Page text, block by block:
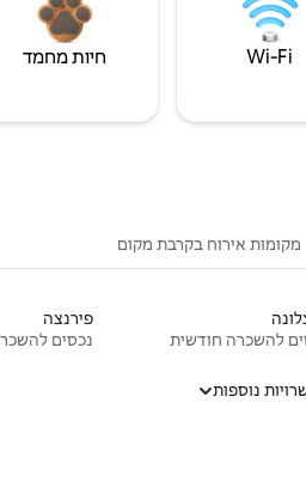
Wi‑Fi חיות מחמד
מקומות אירוח בקרבת מקום
להשכרה חודשית
פירנצה
נכסים
נוספות